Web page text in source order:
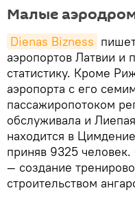
Малые
Dienas Bizness
аэропортов Латвии и
статистику. Кроме
аэропорта с его
пассажиропотоком
обслуживала и
находится в
приняв 9325
— создание
строительством